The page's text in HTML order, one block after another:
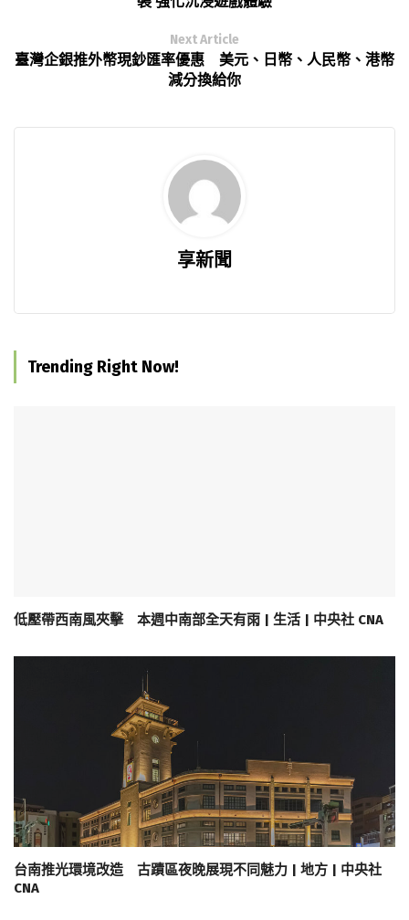
Next Article
臺灣企銀推外幣現鈔匯率優惠 美元、日幣、人民幣、港幣
減分換給你
享新聞
Trending Right Now!
低壓帶西南風夾擊 本週中南部全天有雨 | 生活 | 中央社 CNA
台南推光環境改造 古蹟區夜晚展現不同魅力 | 地方 | 中央社
CNA